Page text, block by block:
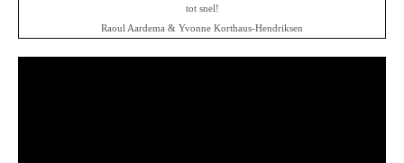
tot snel!
Raoul Aardema & Yvonne Korthaus-Hendriksen